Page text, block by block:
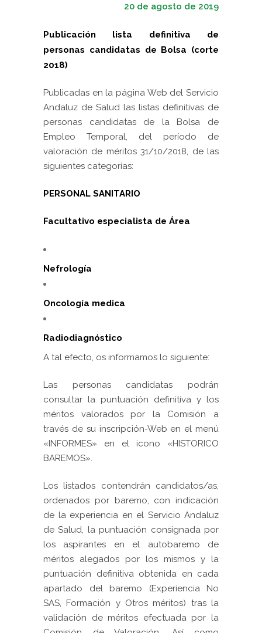
20 de agosto de 2019
Publicación lista definitiva de
personas candidatas de Bolsa (corte
2018)
Publicadas en la página Web del Servicio
Andaluz de Salud las listas definitivas de
personas candidatas de la Bolsa de
Empleo Temporal, del período de
valoración de méritos 31/10/2018, de las
siguientes categorías:
PERSONAL SANITARIO
Facultativo especialista de Área
Nefrología
Oncología medica
Radiodiagnóstico
A tal efecto, os informamos lo siguiente:
Las personas candidatas podrán
consultar la puntuación definitiva y los
méritos valorados por la Comisión a
través de su inscripción-Web en el menú
«INFORMES» en el icono «HISTORICO
BAREMOS»
Los listados contendrán candidatos/as,
ordenados por baremo, con indicación
de la experiencia en el Servicio Andaluz
de Salud, la puntuación consignada por
los aspirantes en el autobaremo de
méritos alegados por los mismos y la
puntuación definitiva obtenida en cada
apartado del baremo (Experiencia No
SAS, Formación y Otros méritos) tras la
validación de méritos efectuada por la